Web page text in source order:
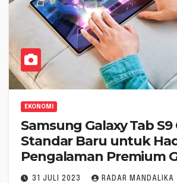
EKONOMI
Samsung Galaxy Tab
Standar Baru untuk
Pengalaman Premium
Sebuah Tablet
31 JULI 2023 RADAR MANDALIKA